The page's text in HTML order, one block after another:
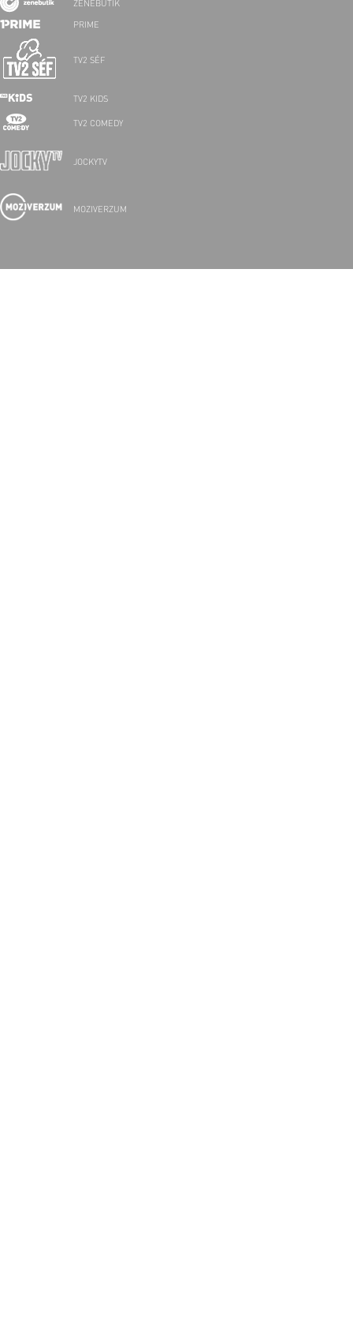
ZENEBUTIK
PRIME
TV2 SÉF
TV2 KIDS
TV2 COMEDY
JOCKYTV
MOZIVERZUM